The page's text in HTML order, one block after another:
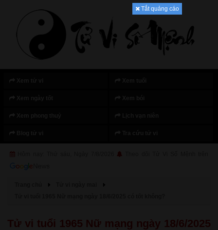
Tắt quảng cáo
Tử vi tuổi 1965 Nữ mạng ngày 18/6/2025